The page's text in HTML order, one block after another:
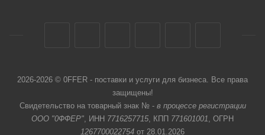
2026-2026 © 0FFER - поставки и услуги для бизнеса. Все права
защищены!
Свидетельство на товарный знак № - в процессе регистрации
ООО "0ФФЕР", ИНН 7716257715, КПП 771601001, ОГРН
1267700022754 от 28.01.2026